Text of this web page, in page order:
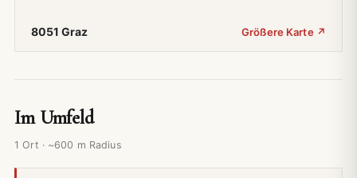
8051 Graz Größere Karte ↗
Im Umfeld
1 Ort · ~600 m Radius